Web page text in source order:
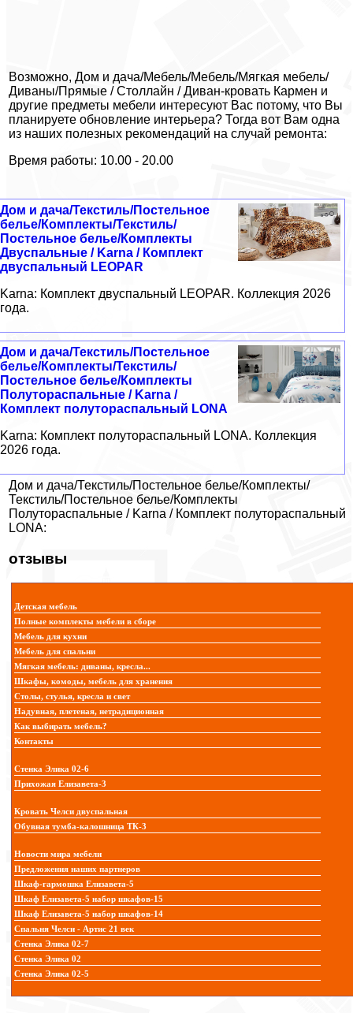
Возможно, Дом и дача/Мебель/Мебель/Мягкая мебель/
Диваны/Прямые / Столлайн / Диван-кровать Кармен и
другие предметы мебели интересуют Вас потому, что Вы
планируете обновление интерьера? Тогда вот Вам одна
из наших полезных рекомендаций на случай ремонта:
Время работы: 10.00 - 20.00
Дом и дача/Текстиль/Постельное
белье/Комплекты/Текстиль/
Постельное белье/Комплекты
Двуспальные / Karna / Комплект
двуспальный LEOPAR
Karna: Комплект двуспальный LEOPAR. Коллекция 2026
года.
Дом и дача/Текстиль/Постельное
белье/Комплекты/Текстиль/
Постельное белье/Комплекты
Полутораспальные / Karna /
Комплект полутораспальный LONA
Karna: Комплект полутораспальный LONA. Коллекция
2026 года.
Дом и дача/Текстиль/Постельное белье/Комплекты/
Текстиль/Постельное белье/Комплекты
Полутораспальные / Karna / Комплект полутораспальный
LONA:
отзывы
Детская мебель
Полные комплекты мебели в сборе
Мебель для кухни
Мебель для спальни
Мягкая мебель: диваны, кресла...
Шкафы, комоды, мебель для хранения
Столы, стулья, кресла и свет
Надувная, плетеная, нетрадиционная
Как выбирать мебель?
Контакты
Стенка Элика 02-6
Прихожая Елизавета-3
Кровать Челси двуспальная
Обувная тумба-калошница ТК-3
Новости мира мебели
Предложения наших партнеров
Шкаф-гармошка Елизавета-5
Шкаф Елизавета-5 набор шкафов-15
Шкаф Елизавета-5 набор шкафов-14
Спальня Челси - Артис 21 век
Стенка Элика 02-7
Стенка Элика 02
Стенка Элика 02-5